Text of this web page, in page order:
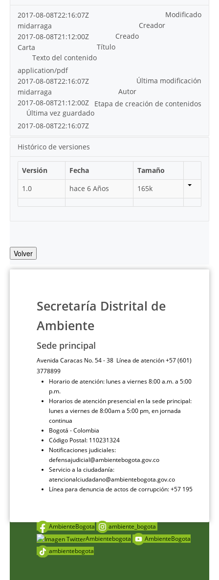
Modificado
2017-08-08T22:16:07Z
Creador
midarraga
Creado
2017-08-08T21:12:00Z
Título
Carta
Texto del contenido
application/pdf
Última modificación
2017-08-08T22:16:07Z
Autor
midarraga
Etapa de creación de contenidos
2017-08-08T21:12:00Z
Última vez guardado
2017-08-08T22:16:07Z
Histórico de versiones
Versión Fecha
Tamaño
1.0
hace 6 Años 165k
Volver
Secretaría Distrital de
Ambiente
Sede principal
Avenida Caracas No. 54 - 38 Línea de atención +57 (601)
3778899
Horario de atención: lunes a viernes 8:00 a.m. a 5:00
p.m.
Horarios de atención presencial en la sede principal:
lunes a viernes de 8:00am a 5:00 pm, en jornada
continua
Bogotá - Colombia
Código Postal: 110231324
Notificaciones judiciales:
defensajudicial@ambientebogota.gov.co
Servicio a la ciudadanía:
atencionalciudadano@ambientebogota.gov.co
Línea para denuncia de actos de corrupción: +57 195
AmbienteBogota
ambiente_bogota
Ambientebogota
AmbienteBogota
ambientebogota